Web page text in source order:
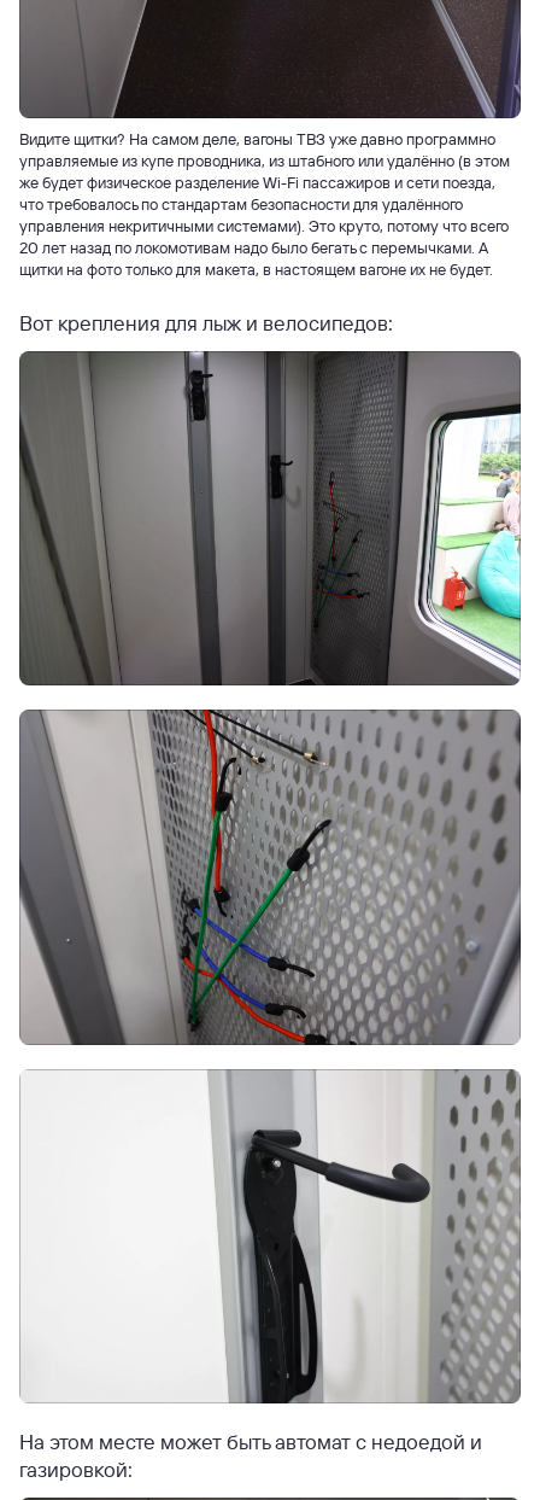
Видите щитки? На самом деле, вагоны ТВЗ уже давно программно
управляемые из купе проводника, из штабного или удалённо (в этом
же будет физическое разделение Wi-Fi пассажиров и сети поезда,
что требовалось по стандартам безопасности для удалённого
управления некритичными системами). Это круто, потому что всего
20 лет назад по локомотивам надо было бегать с перемычками. А
щитки на фото только для макета, в настоящем вагоне их не будет.
Вот крепления для лыж и велосипедов:
На этом месте может быть автомат с недоедой и
газировкой: